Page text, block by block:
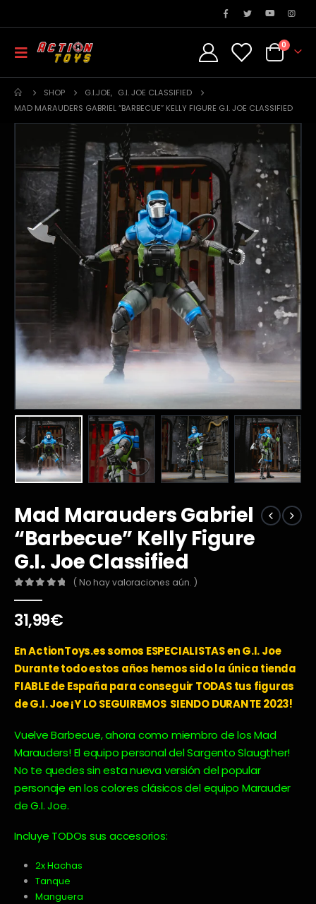
0
SHOP G.I.JOE, G.I. JOE CLASSIFIED
MAD MARAUDERS GABRIEL “BARBECUE” KELLY FIGURE G.I. JOE CLASSIFIED
Mad Marauders Gabriel
“Barbecue” Kelly Figure
G.I. Joe Classified
( No hay valoraciones aún. )
31,99€
En ActionToys.es somos ESPECIALISTAS en G.I. Joe
Durante todo estos años hemos sido la única tienda
FIABLE de España para conseguir TODAS tus figuras
de G.I. Joe ¡Y LO SEGUIREMOS SIENDO DURANTE 2023!
Vuelve Barbecue, ahora como miembro de los Mad
Marauders! El equipo personal del Sargento Slaugther!
No te quedes sin esta nueva versión del popular
personaje en los colores clásicos del equipo Marauder
de G.I. Joe.
Incluye TODOs sus accesorios:
2x Hachas
Tanque
Manguera